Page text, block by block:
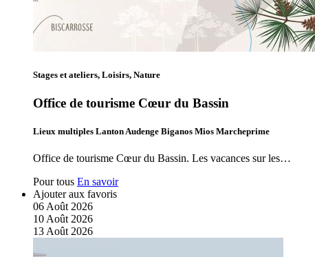
Stages et ateliers, Loisirs, Nature
Office de tourisme Cœur du Bassin
Lieux multiples Lanton Audenge Biganos Mios Marcheprime
Office de tourisme Cœur du Bassin. Les vacances sur les…
Pour tous En savoir
Ajouter aux favoris
06Août 2026
10Août 2026
13Août 2026